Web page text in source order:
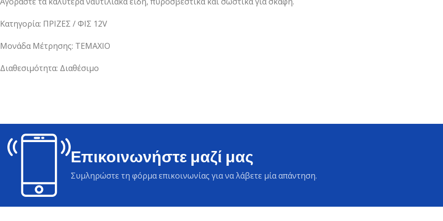
Κατηγορία: ΠΡΙΖΕΣ / ΦΙΣ 12V
Μονάδα Μέτρησης: ΤΕΜΑΧΙΟ
Διαθεσιμότητα: Διαθέσιμο
Επικοινωνήστε μαζί μας
Συμληρώστε τη φόρμα επικοινωνίας για να λάβετε μία απάντηση.